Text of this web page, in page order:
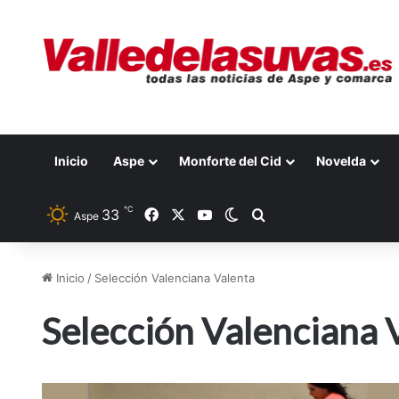
Inicio Aspe Monforte del Cid Novelda
Aspe 33 ℃ FacebookYouTubeSwitch skin
Inicio / Selección Valenciana Valenta
Selección Valenciana